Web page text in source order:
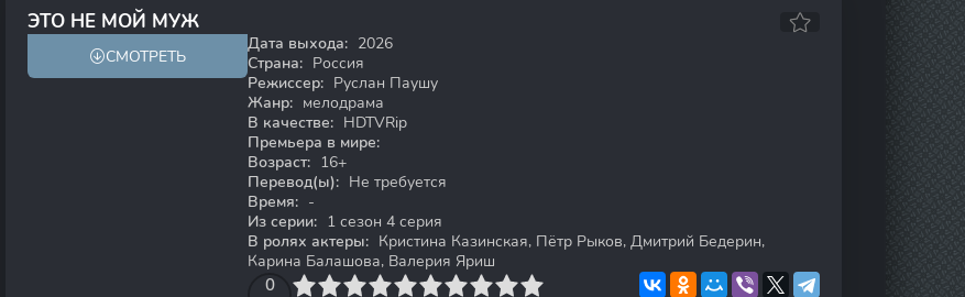
ЭТО НЕ МОЙ МУЖ
СМОТРЕТЬ
Дата выхода: 2026
Страна: Россия
Режиссер: Руслан Паушу
Жанр: мелодрама
В качестве: HDTVRip
Премьера в мире:
Возраст: 16+
Перевод(ы): Не требуется
Время: -
Из серии: 1 сезон 4 серия
В ролях актеры: Кристина Казинская, Пётр Рыков, Дмитрий Бедерин,
Карина Балашова, Валерия Яриш
0
4 6 7 8 9 10